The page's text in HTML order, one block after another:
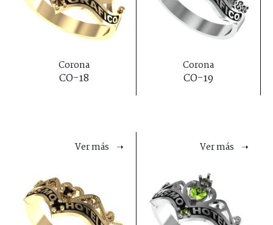
Corona
CO-18
Corona
CO-19
Ver más ➝ Ver más ➝